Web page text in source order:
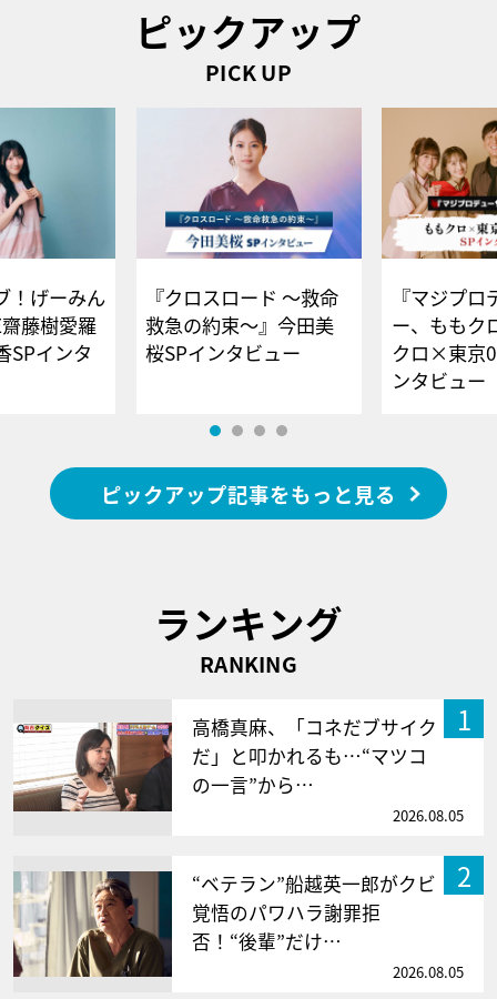
ピックアップ
PICK UP
！げーみん
藤樹愛羅
SPインタ
『クロスロード ～救命
救急の約束～』今田美
桜SPインタビュー
『マジプロ
ー、ももク
クロ×東京
ンタビュー
ピックアップ記事をもっと見る
ランキング
RANKING
1
高橋真麻、「コネだブサイク
だ」と叩かれるも…“マツコ
の一言”から…
2026.08.05
2
“ベテラン”船越英一郎がクビ
覚悟のパワハラ謝罪拒
否！“後輩”だけ…
2026.08.05